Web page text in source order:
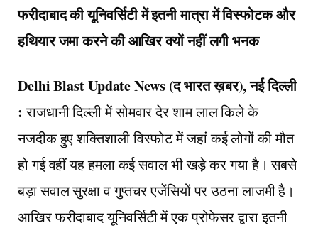
फरीदाबाद की यूनिवर्सिटी में इतनी मात्रा में विस्फोटक और
हथियार जमा करने की आखिर क्यों नहीं लगी भनक
Delhi Blast Update News (द भारत ख़बर), नई दिल्ली
: राजधानी दिल्ली में सोमवार देर शाम लाल किले के
नजदीक हुए शक्तिशाली विस्फोट में जहां कई लोगों की मौत
हो गई वहीं यह हमला कई सवाल भी खड़े कर गया है। सबसे
बड़ा सवाल सुरक्षा व गुप्तचर एजेंसियों पर उठना लाजमी है।
आखिर फरीदाबाद यूनिवर्सिटी में एक प्रोफेसर द्वारा इतनी